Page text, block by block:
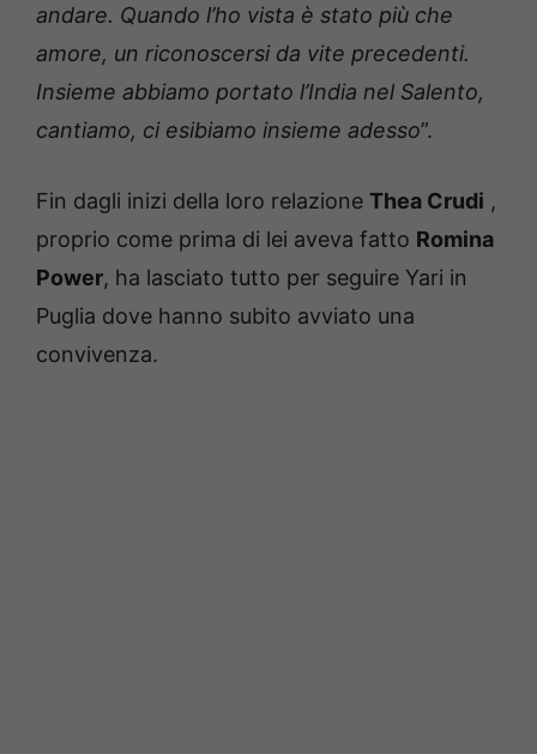
andare. Quando l’ho vista è stato più che
amore, un riconoscersi da vite precedenti.
Insieme abbiamo portato l’India nel Salento,
cantiamo, ci esibiamo insieme adesso”.
Fin dagli inizi della loro relazione Thea Crudi ,
proprio come prima di lei aveva fatto Romina
Power, ha lasciato tutto per seguire Yari in
Puglia dove hanno subito avviato una
convivenza.